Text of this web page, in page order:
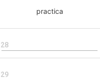
practica
28
29